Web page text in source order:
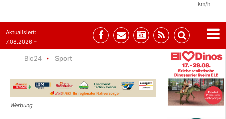
km/h
Aktualisiert:
7.08.2026 –
Blo24 Sport